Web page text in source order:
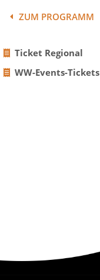
ZUM PROGRAMM
Ticket Regional
WW-Events-Tickets